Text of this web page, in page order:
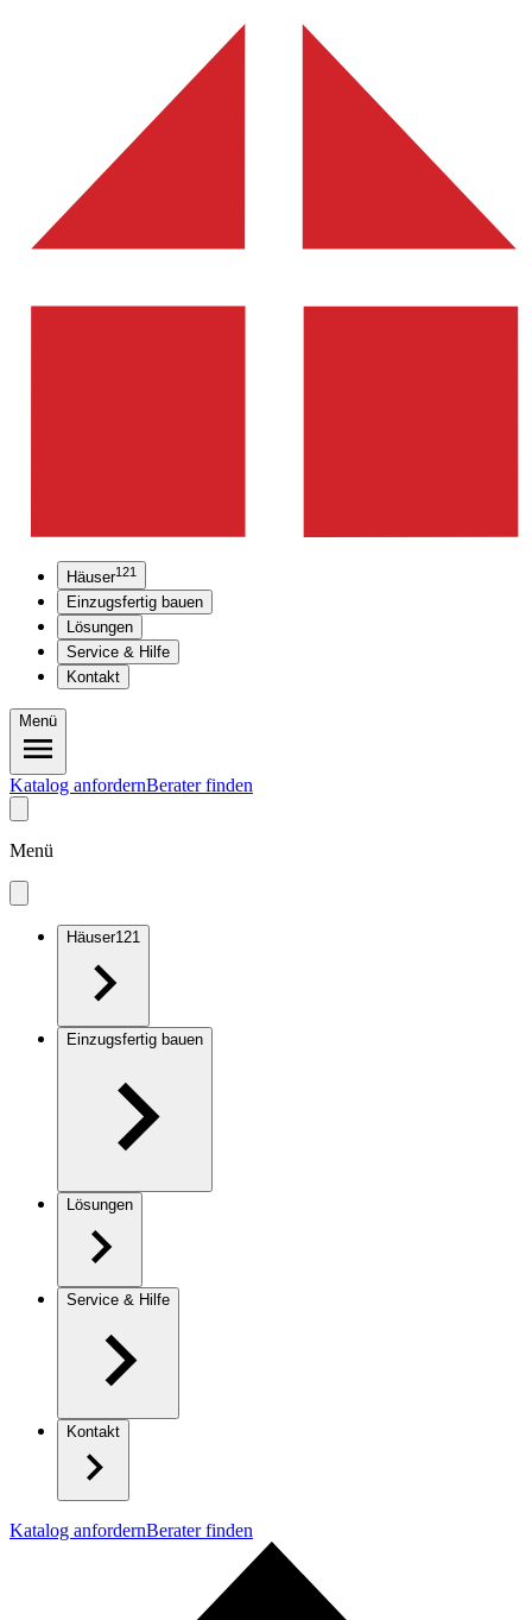
Häuser121
Einzugsfertig bauen
Lösungen
Service & Hilfe
Kontakt
Menü
Katalog anfordernBerater finden
Menü
Häuser121
Einzugsfertig bauen
Lösungen
Service & Hilfe
Kontakt
Katalog anfordernBerater finden